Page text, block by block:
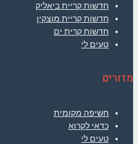
חדשות קריית ביאליק
חדשות קריית מוצקין
חדשות קרית ים
טעים לי
מדורים
חשיפה מקומית
כדאי לקרוא
טעים לי